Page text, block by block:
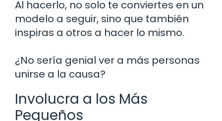
Al hacerlo, no solo te conviertes en un
modelo a seguir, sino que también
inspiras a otros a hacer lo mismo.
¿No sería genial ver a más personas
unirse a la causa?
Involucra a los Más
Pequeños